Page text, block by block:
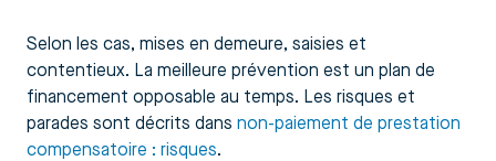
Selon les cas, mises en demeure, saisies et
contentieux. La meilleure prévention est un plan de
financement opposable au temps. Les risques et
parades sont décrits dans non-paiement de prestation
compensatoire : risques.